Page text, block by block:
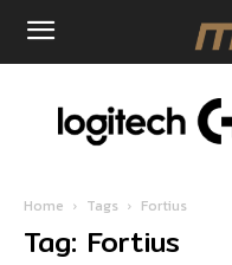
Home Tags Fortius
Tag: Fortius